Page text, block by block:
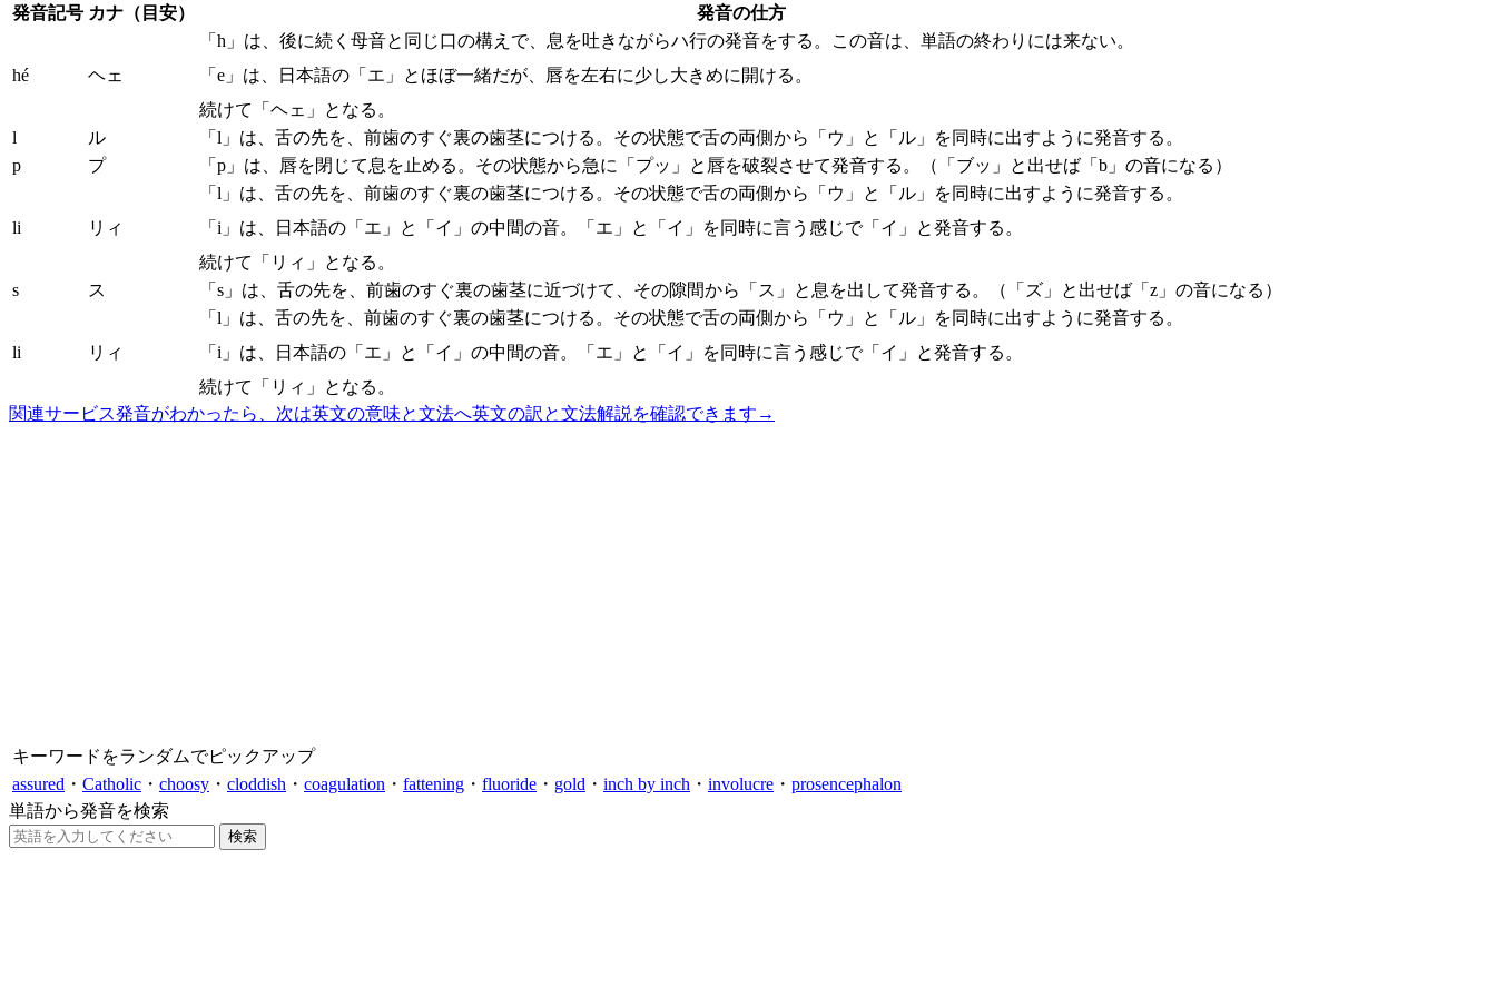
発音記号 カナ（目安） 発音の仕方
hé ヘェ
「h」は、後に続く母音と同じ口の構えで、息を吐きながらハ行の発音をする。この音は、単語の終わりには来ない。
「e」は、日本語の「エ」とほぼ一緒だが、唇を左右に少し大きめに開ける。
続けて「ヘェ」となる。
l
ル
「l」は、舌の先を、前歯のすぐ裏の歯茎につける。その状態で舌の両側から「ウ」と「ル」を同時に出すように発音する。
p
プ 「p」は、唇を閉じて息を止める。その状態から急に「プッ」と唇を破裂させて発音する。（「ブッ」と出せば「b」の音になる）
li リィ
「l」は、舌の先を、前歯のすぐ裏の歯茎につける。その状態で舌の両側から「ウ」と「ル」を同時に出すように発音する。
「i」は、日本語の「エ」と「イ」の中間の音。「エ」と「イ」を同時に言う感じで「イ」と発音する。
続けて「リィ」となる。
s
ス 「s」は、舌の先を、前歯のすぐ裏の歯茎に近づけて、その隙間から「ス」と息を出して発音する。（「ズ」と出せば「z」の音になる）
li リィ
「l」は、舌の先を、前歯のすぐ裏の歯茎につける。その状態で舌の両側から「ウ」と「ル」を同時に出すように発音する。
「i」は、日本語の「エ」と「イ」の中間の音。「エ」と「イ」を同時に言う感じで「イ」と発音する。
続けて「リィ」となる。
関連サービス発音がわかったら、次は英文の意味と文法へ英文の訳と文法解説を確認できます →
キーワードをランダムでピックアップ
assured ・ Catholic ・ choosy ・ cloddish ・ coagulation ・ fattening ・ fluoride ・ gold ・ inch by inch ・ involucre ・ prosencephalon
単語から発音を検索